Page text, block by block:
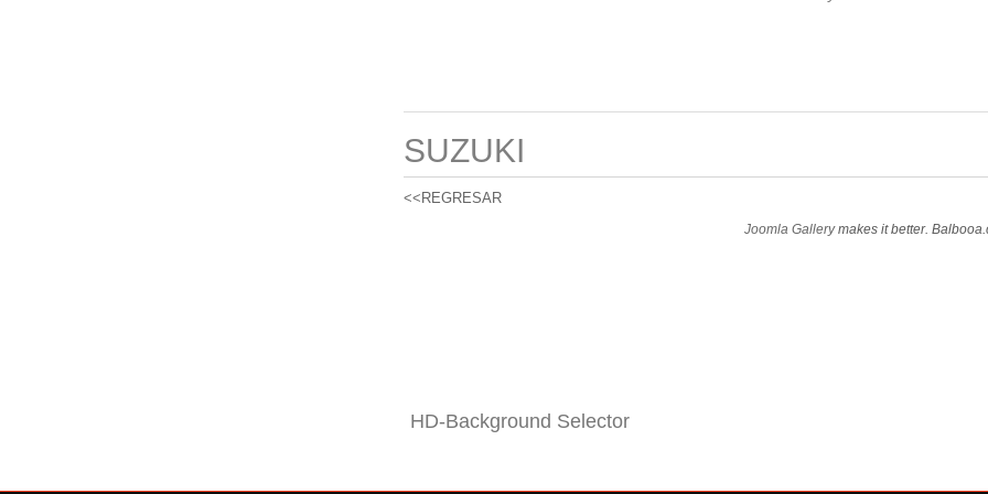
SUZUKI
<<REGRESAR
Joomla Gallerymakes it better.
HD-Background Selector